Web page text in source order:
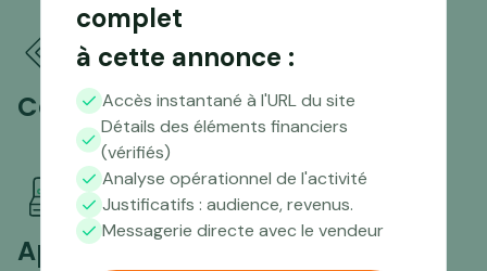
complet
à cette annonce :
Accès instantané à l'URL du site
Détails des éléments financiers
(vérifiés)
Analyse opérationnel de l'activité
Justificatifs : audience, revenus.
Messagerie directe avec le vendeur
Compétences nécessaires
Aperçu du trafic sur les 12